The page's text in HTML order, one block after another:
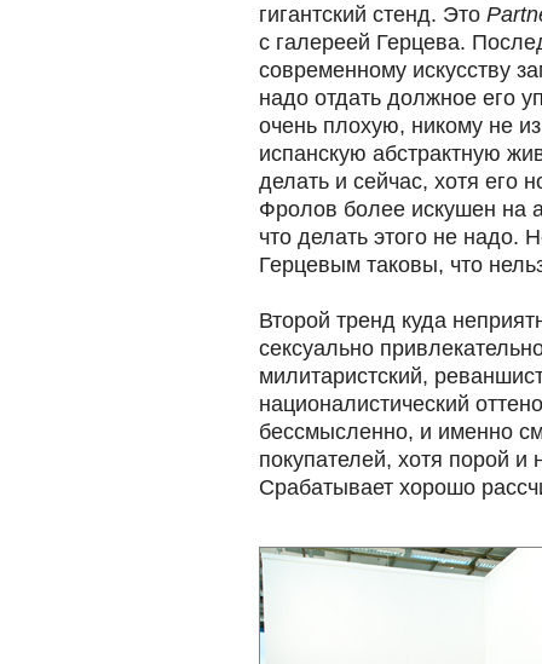
гигантский стенд. Это
с галереей Герцева.
современному искусству
надо отдать должное его
очень плохую, никому не
испанскую абстрактную
делать и сейчас, хотя его
Фролов более искушен на
что делать этого не надо.
Герцевым таковы, что
Второй тренд куда
сексуально
милитаристский,
националистический
бессмысленно, и именно
покупателей, хотя порой и
Срабатывает хорошо